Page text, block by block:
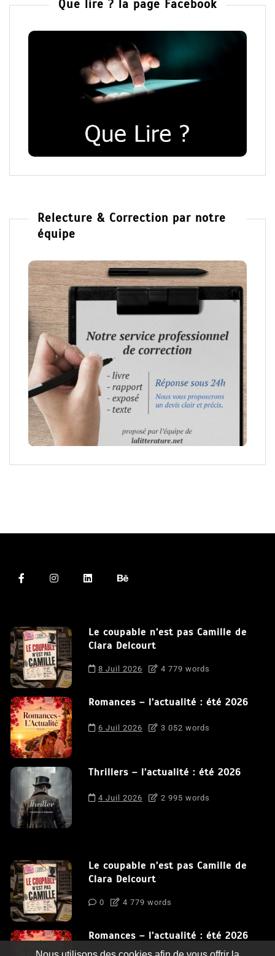
Que lire ? la page Facebook
Relecture & Correction par notre
équipe
Le coupable n’est pas Camille de
Clara Delcourt
8 Juil 2026 4 779 words
Romances – l’actualité : été 2026
6 Juil 2026 3 052 words
Thrillers – l’actualité : été 2026
4 Juil 2026 2 995 words
Le coupable n’est pas Camille de
Clara Delcourt
0 4 779 words
Romances – l’actualité : été 2026